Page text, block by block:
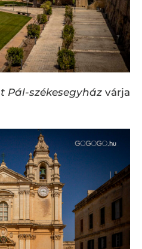
Pál-székesegyházvárja